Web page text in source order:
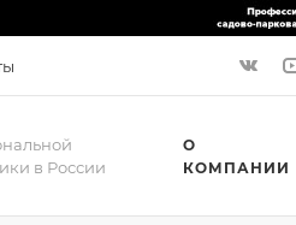
в России
О
КОМПАНИИ